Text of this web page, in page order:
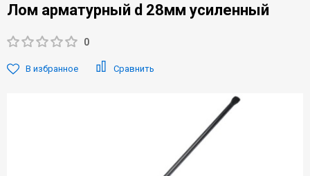
Лом арматурный d 28мм усиленный
0
В избранное Сравнить